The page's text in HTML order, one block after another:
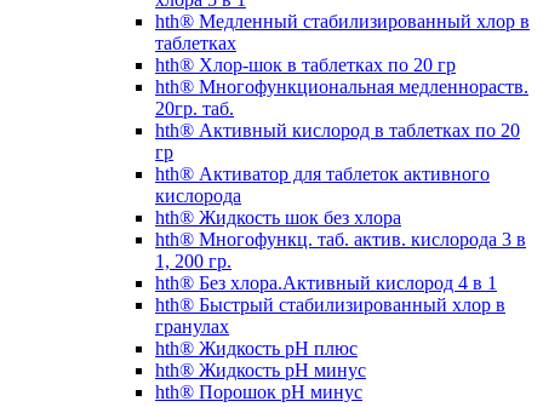
hth® Медленный стабилизированный хлор в
таблетках
hth® Хлор-шок в таблетках по 20 гр
hth® Многофункциональная медленнораств.
20гр. таб.
hth® Активный кислород в таблетках по 20
гр
hth® Активатор для таблеток активного
кислорода
hth® Жидкость шок без хлора
hth® Многофункц. таб. актив. кислорода 3 в
1, 200 гр.
hth® Без хлора.Активный кислород 4 в 1
hth® Быстрый стабилизированный хлор в
гранулах
hth® Жидкость pH плюс
hth® Жидкость pH минус
hth® Порошок pH минус